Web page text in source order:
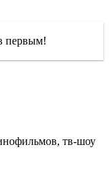
первым!
тв-шоу